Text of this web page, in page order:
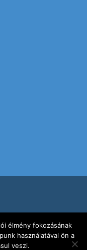
utca 73.|+36 30 690
élmény fokozásának
használatával ön a
veszi.